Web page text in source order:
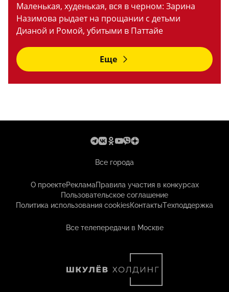
Маленькая, худенькая, вся в черном: Зарина
Назимова рыдает на прощании с детьми
Дианой и Ромой, убитыми в Паттайе
Еще
Все города
О проектеРекламаПравила участия в конкурсах
Пользовательское соглашение
Политика использования cookiesКонтактыТехподдержка
Все телепередачи в Москве